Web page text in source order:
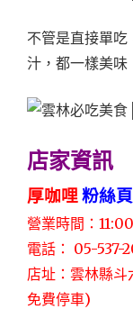
不管是直接單
汁，都一樣美味
店家資訊
厚咖哩粉絲頁
營業時間：
電話： 05-537-
店址：雲林縣
免費停車)